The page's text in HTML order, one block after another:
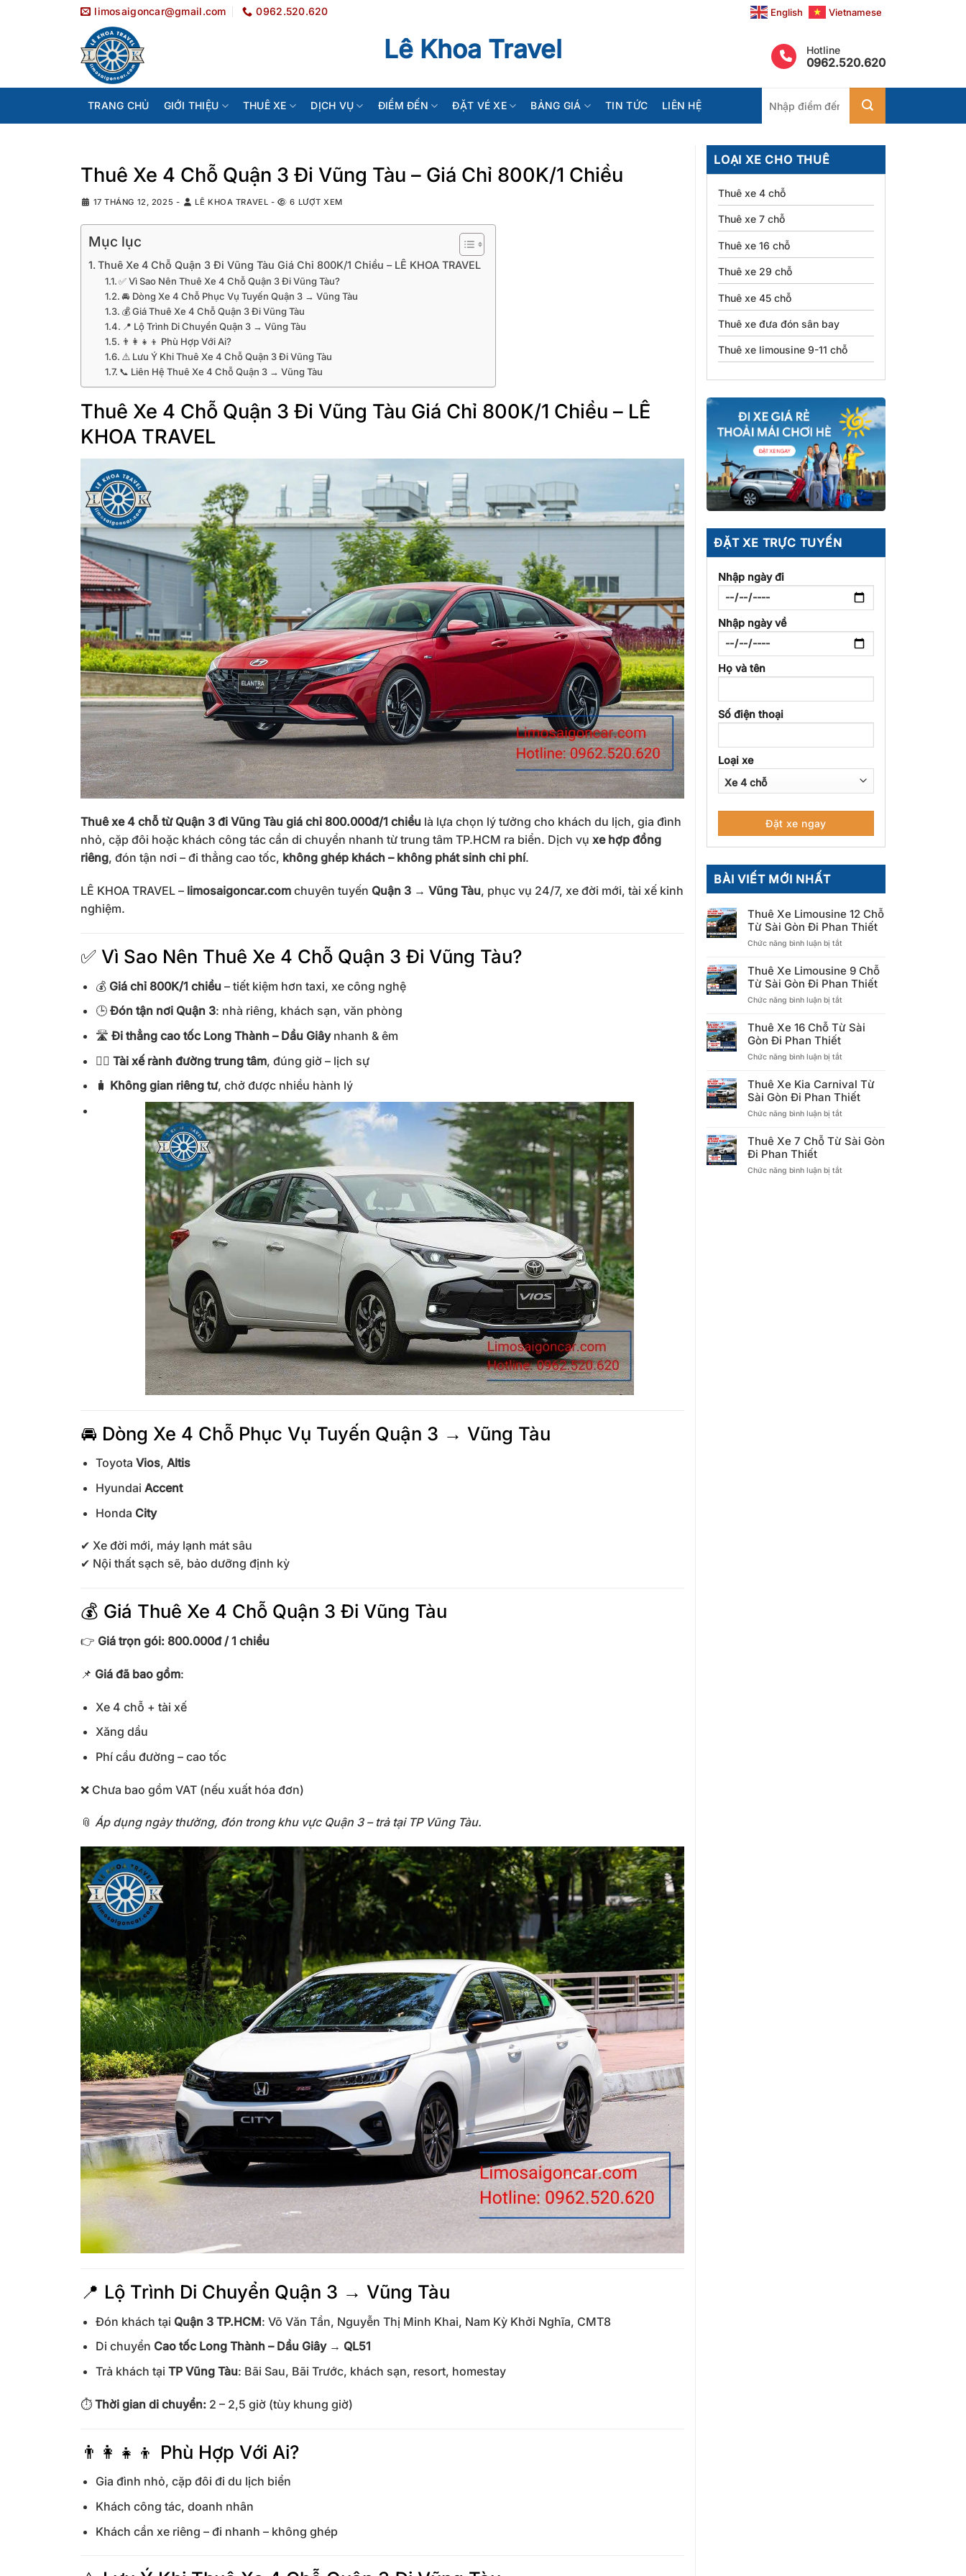
limosaigoncar@gmail.com 0962.520.620 English Vietnamese
Lê Khoa Travel Hotline
0962.520.620
TRANG CHỦ GIỚI THIỆU THUÊ XE DỊCH VỤ ĐIỂM ĐẾN ĐẶT VÉ XE BẢNG GIÁ TIN TỨC LIÊN HỆ
kiếm:
Thuê Xe 4 Chỗ Quận 3 Đi Vũng Tàu – Giá Chỉ 800K/1 Chiều
17 THÁNG 12, 2025 - LÊ KHOA TRAVEL - 6 LƯỢT XEM
Mục lục
Thuê Xe 4 Chỗ Quận 3 Đi Vũng Tàu Giá Chỉ 800K/1 Chiều – LÊ KHOA TRAVEL
✅ Vì Sao Nên Thuê Xe 4 Chỗ Quận 3 Đi Vũng Tàu?
🚘 Dòng Xe 4 Chỗ Phục Vụ Tuyến Quận 3 → Vũng Tàu
💰 Giá Thuê Xe 4 Chỗ Quận 3 Đi Vũng Tàu
📍 Lộ Trình Di Chuyển Quận 3 → Vũng Tàu
👨‍👩‍👧‍👦 Phù Hợp Với Ai?
⚠️ Lưu Ý Khi Thuê Xe 4 Chỗ Quận 3 Đi Vũng Tàu
📞 Liên Hệ Thuê Xe 4 Chỗ Quận 3 → Vũng Tàu
Thuê Xe 4 Chỗ Quận 3 Đi Vũng Tàu Giá Chỉ 800K/1 Chiều – LÊ
KHOA TRAVEL
Thuê xe 4 chỗ từ Quận 3 đi Vũng Tàu giá chỉ 800.000đ/1 chiều là lựa chọn lý tưởng cho khách du lịch, gia đình
nhỏ, cặp đôi hoặc khách công tác cần di chuyển nhanh từ trung tâm TP.HCM ra biển. Dịch vụ xe hợp đồng
riêng, đón tận nơi – đi thẳng cao tốc, không ghép khách – không phát sinh chi phí.
LÊ KHOA TRAVEL – limosaigoncar.com chuyên tuyến Quận 3 → Vũng Tàu, phục vụ 24/7, xe đời mới, tài xế kinh
nghiệm.
✅ Vì Sao Nên Thuê Xe 4 Chỗ Quận 3 Đi Vũng Tàu?
💰 Giá chỉ 800K/1 chiều– tiết kiệm hơn taxi, xe công nghệ
🕒 Đón tận nơi Quận 3: nhà riêng, khách sạn, văn phòng
🛣️ Đi thẳng cao tốc Long Thành – Dầu Giâynhanh & êm
👨‍✈️ Tài xế rành đường trung tâm, đúng giờ – lịch sự
🧳 Không gian riêng tư, chở được nhiều hành lý
🚘 Dòng Xe 4 Chỗ Phục Vụ Tuyến Quận 3 → Vũng Tàu
Toyota Vios, Altis
Hyundai Accent
Honda City
✔ Xe đời mới, máy lạnh mát sâu
✔ Nội thất sạch sẽ, bảo dưỡng định kỳ
💰 Giá Thuê Xe 4 Chỗ Quận 3 Đi Vũng Tàu
👉 Giá trọn gói: 800.000đ / 1 chiều
📌 Giá đã bao gồm:
Xe 4 chỗ + tài xế
Xăng dầu
Phí cầu đường – cao tốc
❌ Chưa bao gồm VAT (nếu xuất hóa đơn)
📎 Áp dụng ngày thường, đón trong khu vực Quận 3 – trả tại TP Vũng Tàu.
📍 Lộ Trình Di Chuyển Quận 3 → Vũng Tàu
Đón khách tại Quận 3 TP.HCM: Võ Văn Tần, Nguyễn Thị Minh Khai, Nam Kỳ Khởi Nghĩa, CMT8
Di chuyển Cao tốc Long Thành – Dầu Giây → QL51
Trả khách tại TP Vũng Tàu: Bãi Sau, Bãi Trước, khách sạn, resort, homestay
⏱ Thời gian di chuyển: 2 – 2,5 giờ (tùy khung giờ)
👨‍👩‍👧‍👦 Phù Hợp Với Ai?
Gia đình nhỏ, cặp đôi đi du lịch biển
Khách công tác, doanh nhân
Khách cần xe riêng – đi nhanh – không ghép
LOẠI XE CHO THUÊ
Thuê xe 4 chỗ
Thuê xe 7 chỗ
Thuê xe 16 chỗ
Thuê xe 29 chỗ
Thuê xe 45 chỗ
Thuê xe đưa đón sân bay
Thuê xe limousine 9-11 chỗ
ĐẶT XE TRỰC TUYẾN
Nhập ngày đi
Nhập ngày về
Họ và tên
Số điện thoại
Loại xe
BÀI VIẾT MỚI NHẤT
Thuê Xe Limousine 12 Chỗ
Từ Sài Gòn Đi Phan Thiết
Chức năng bình luận bị tắt
Xe
Limousine
12
Chỗ
Sài
Gòn
Phan
Thuê Xe Limousine 9 Chỗ
Từ Sài Gòn Đi Phan Thiết
Chức năng bình luận bị tắt
Xe
Limousine
Chỗ
Sài
Gòn
Đi
Phan
Thuê Xe 16 Chỗ Từ Sài
Gòn Đi Phan Thiết
Chức năng bình luận bị tắt
16
Chỗ
Từ
Gòn
Đi
Thiết
Thuê Xe Kia Carnival Từ
Sài Gòn Đi Phan Thiết
Chức năng bình luận bị tắt
Xe
Kia
Từ
Thuê Xe 7 Chỗ Từ Sài Gòn
Đi Phan Thiết
Chức năng bình luận bị tắt